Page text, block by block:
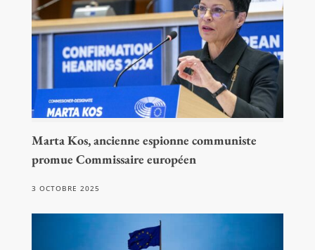
Marta Kos, ancienne espionne communiste
promue Commissaire européen
3 OCTOBRE 2025